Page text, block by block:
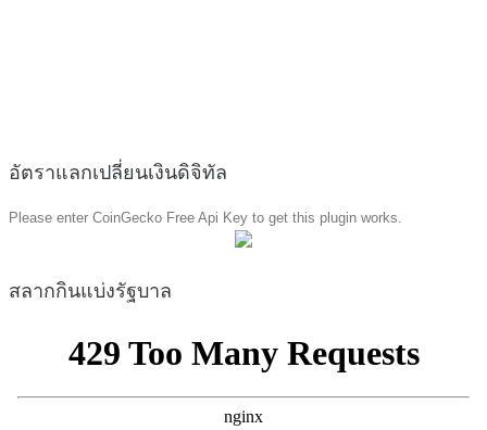
อัตราแลกเปลี่ยนเงินดิจิทัล
Please enter CoinGecko Free Api Key to get this plugin works.
สลากกินแบ่งรัฐบาล